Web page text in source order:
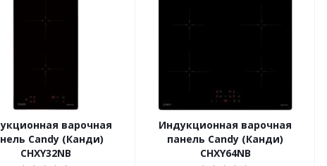
варочная
Candy (Канди)
CHXY32NB
Индукционная варочная
панель Candy (Канди)
CHXY64NB